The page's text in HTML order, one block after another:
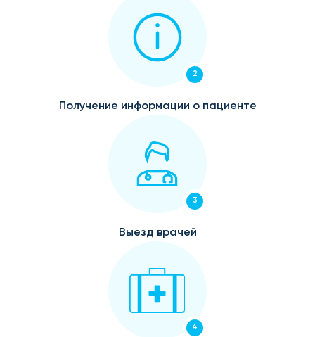
2
Получение информации о пациенте
3
Выезд врачей
4